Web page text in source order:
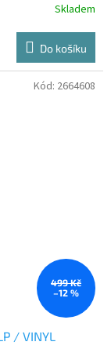
Skladem
Do košíku
499 Kč
–12 %
/ VINYL
Kód: 2664608